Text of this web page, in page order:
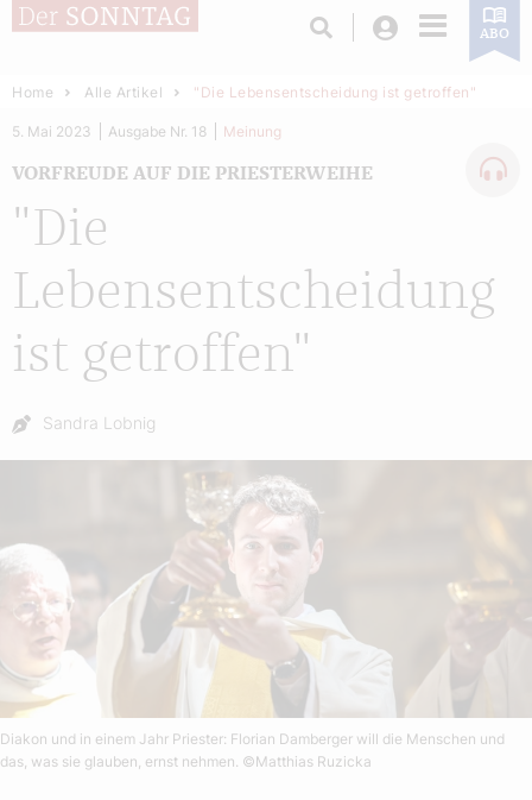
Login ABO
Home Alle Artikel "Die Lebensentscheidung ist getroffen"
"Die
Lebensentscheidung
ist getroffen"
VORFREUDE AUF DIE PRIESTERWEIHE
5. Mai 2023 Ausgabe Nr. 18 Meinung
Autor:
Sandra Lobnig
Diakon und in einem Jahr Priester: Florian Damberger will die Menschen und
das, was sie glauben, ernst nehmen. ©Matthias Ruzicka